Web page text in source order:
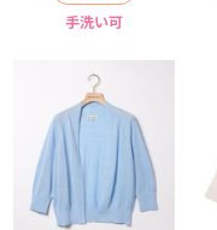
手洗い可